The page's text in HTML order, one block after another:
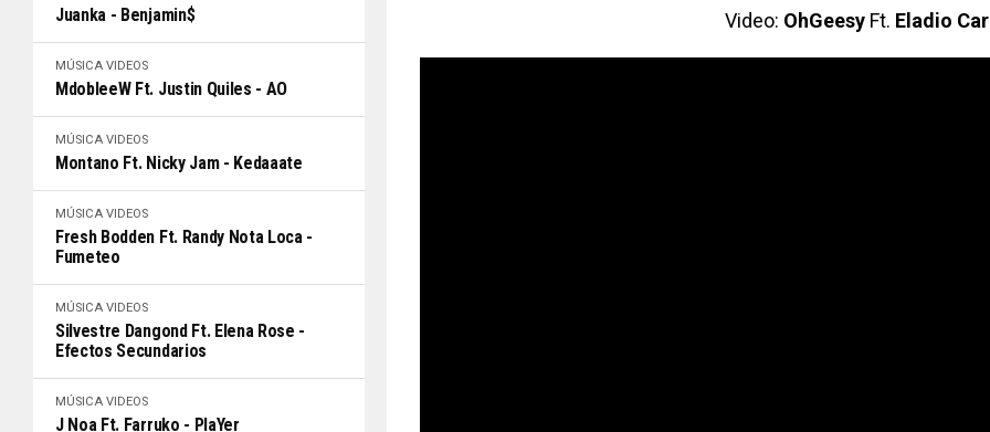
Juanka - Benjamin$
MÚSICA VIDEOS
MdobleeW Ft. Justin Quiles - AO
MÚSICA VIDEOS
Montano Ft. Nicky Jam - Kedaaate
MÚSICA VIDEOS
Fresh Bodden Ft. Randy Nota Loca -
Fumeteo
MÚSICA VIDEOS
Silvestre Dangond Ft. Elena Rose -
Efectos Secundarios
MÚSICA VIDEOS
J Noa Ft. Farruko - PlaYer
Video: OhGeesy Ft. Eladio